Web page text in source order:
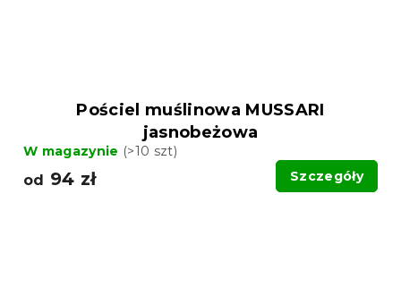
Pościel muślinowa MUSSARI
jasnobeżowa
W magazynie (>10 szt)
od 94 zł Szczegóły